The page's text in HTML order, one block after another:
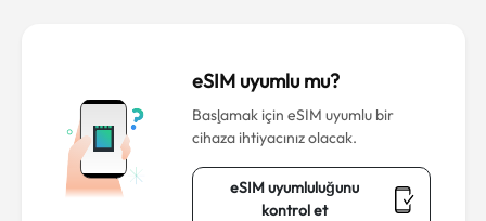
eSIM uyumlu mu?
Başlamak için eSIM uyumlu bir
cihaza ihtiyacınız olacak.
eSIM uyumluluğunu
kontrol et